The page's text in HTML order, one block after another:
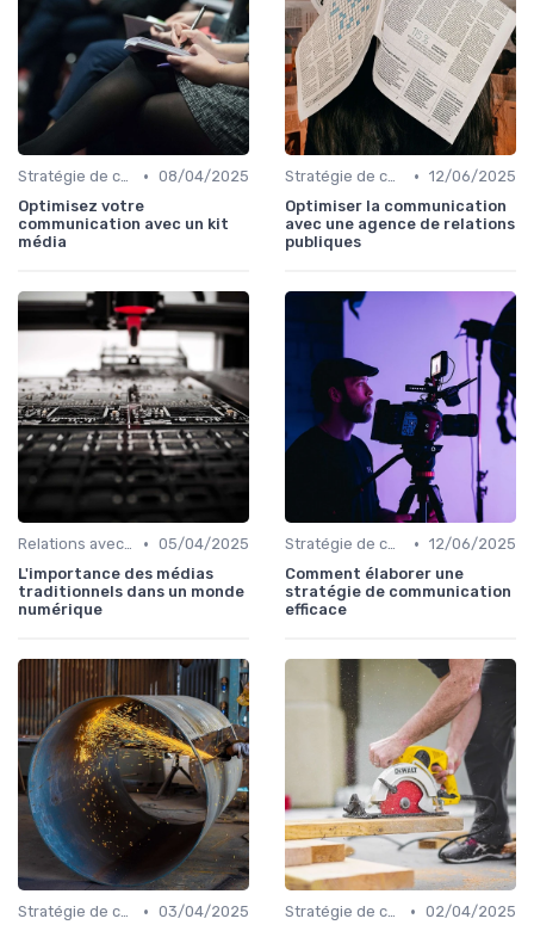
Stratégie de communication • 08/04/2025
Optimisez votre
communication avec un kit
média
Stratégie de communication • 12/06/2025
Optimiser la communication
avec une agence de relations
publiques
Relations avec les médias • 05/04/2025
L'importance des médias
traditionnels dans un monde
numérique
Stratégie de communication • 12/06/2025
Comment élaborer une
stratégie de communication
efficace
Stratégie de communication • 03/04/2025
Stratégie de communication • 02/04/2025